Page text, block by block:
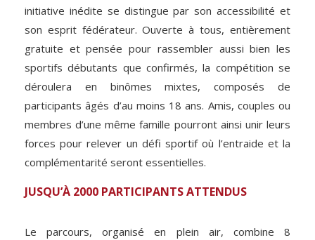
initiative inédite se distingue par son accessibilité et
son esprit fédérateur. Ouverte à tous, entièrement
gratuite et pensée pour rassembler aussi bien les
sportifs débutants que confirmés, la compétition se
déroulera en binômes mixtes, composés de
participants âgés d’au moins 18 ans. Amis, couples ou
membres d’une même famille pourront ainsi unir leurs
forces pour relever un défi sportif où l’entraide et la
complémentarité seront essentielles.
JUSQU’À 2000 PARTICIPANTS ATTENDUS
Le parcours, organisé en plein air, combine 8